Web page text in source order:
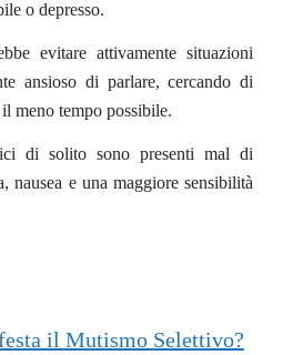
o depresso.
evitare attivamente situazioni
ansioso di parlare, cercando di
meno tempo possibile.
di solito sono presenti mal di
nausea e una maggiore sensibilità
il Mutismo Selettivo?